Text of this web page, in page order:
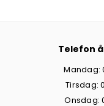
Telefon
Mandag:
Tirsdag:
Onsdag: